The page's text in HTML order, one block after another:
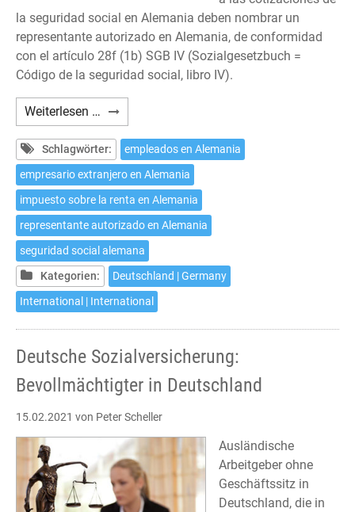
la seguridad social en Alemania deben nombrar un
representante autorizado en Alemania, de conformidad
con el artículo 28f (1b) SGB IV (Sozialgesetzbuch =
Código de la seguridad social, libro IV).
Weiterlesen … Seguridad
Social
alemana:
Representante
autorizado
en
Alemania
Schlagwörter:
empleados en Alemania
empresario extranjero en Alemania
impuesto sobre la renta en Alemania
representante autorizado en Alemania
seguridad social alemana
Kategorien:
Deutschland | Germany
International | International
Deutsche Sozialversicherung:
Bevollmächtigter in Deutschland
15.02.2021 von Peter Scheller
Ausländische
Arbeitgeber ohne
Geschäftssitz in
Deutschland, die in